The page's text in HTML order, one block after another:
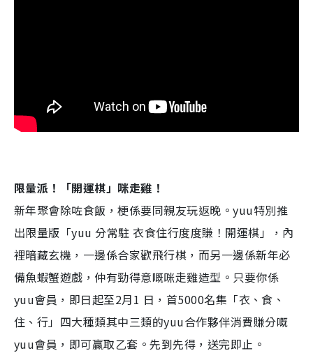
限量派！「開運棋」咪走雞！
新年聚會除咗食飯，梗係要同親友玩返晚。yuu特別推
出限量版「yuu 分常駐 衣食住行度度賺！開運棋」，內
裡暗藏玄機，一邊係合家歡飛行棋，而另一邊係新年必
備魚蝦蟹遊戲，仲有勁得意嘅咪走雞造型。只要你係
yuu會員，即日起至2月1 日，首5000名集「衣、食、
住、行」四大種類其中三類的yuu合作夥伴消費賺分嘅
yuu會員，即可贏取乙套。先到先得，送完即止。